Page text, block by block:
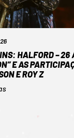
HALFORD – 26
E AS
E ROY Z